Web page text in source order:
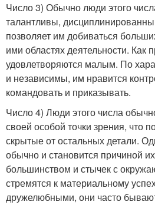
Число 3) Обычно люди этого
талантливы,
позволяет им добиваться
ими областях деятельности. Как
удовлетворяются малым. По
и независимы, им нравится
командовать и приказывать.
Число 4) Люди этого числа
своей особой точки зрения, что
скрытые от остальных детали.
обычно и становится причиной
большинством и стычек с
стремятся к материальному
дружелюбными, они часто